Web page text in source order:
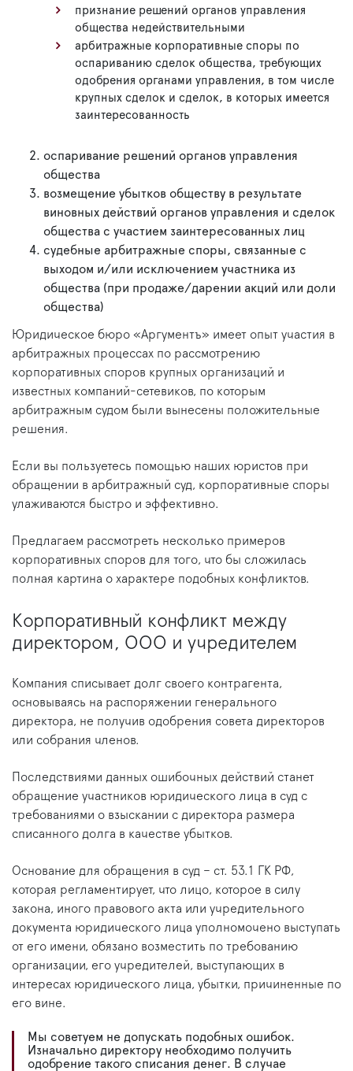
признание решений органов управления
общества недействительными
арбитражные корпоративные споры по
оспариванию сделок общества, требующих
одобрения органами управления, в том числе
крупных сделок и сделок, в которых имеется
заинтересованность
оспаривание решений органов управления
общества
возмещение убытков обществу в результате
виновных действий органов управления и сделок
общества с участием заинтересованных лиц
судебные арбитражные споры, связанные с
выходом и/или исключением участника из
общества (при продаже/дарении акций или доли
общества)
Юридическое бюро «Аргументъ» имеет опыт участия в
арбитражных процессах по рассмотрению
корпоративных споров крупных организаций и
известных компаний-сетевиков, по которым
арбитражным судом были вынесены положительные
решения.
Если вы пользуетесь помощью наших юристов при
обращении в арбитражный суд, корпоративные споры
улаживаются быстро и эффективно.
Предлагаем рассмотреть несколько примеров
корпоративных споров для того, что бы сложилась
полная картина о характере подобных конфликтов.
Корпоративный конфликт между
директором, ООО и учредителем
Компания списывает долг своего контрагента,
основываясь на распоряжении генерального
директора, не получив одобрения совета директоров
или собрания членов.
Последствиями данных ошибочных действий станет
обращение участников юридического лица в суд с
требованиями о взыскании с директора размера
списанного долга в качестве убытков.
Основание для обращения в суд – ст. 53.1 ГК РФ,
которая регламентирует, что лицо, которое в силу
закона, иного правового акта или учредительного
документа юридического лица уполномочено выступать
от его имени, обязано возместить по требованию
организации, его учредителей, выступающих в
интересах юридического лица, убытки, причиненные по
его вине.
Мы советуем не допускать подобных ошибок.
Изначально директору необходимо получить
одобрение такого списания денег. В случае